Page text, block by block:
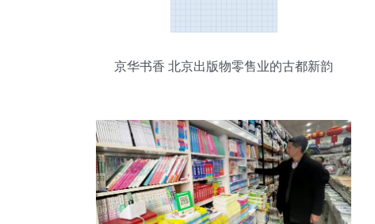
京华书香 北京出版物零售业的古都新韵